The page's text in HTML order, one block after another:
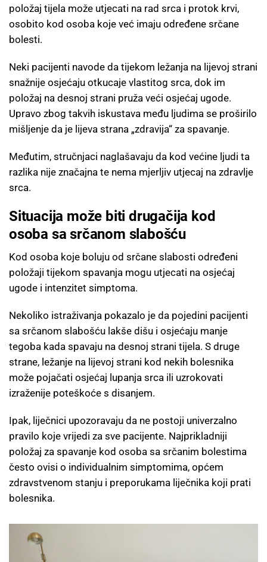
položaj tijela može utjecati na rad srca i protok krvi,
osobito kod osoba koje već imaju određene srčane
bolesti.
Neki pacijenti navode da tijekom ležanja na lijevoj strani
snažnije osjećaju otkucaje vlastitog srca, dok im
položaj na desnoj strani pruža veći osjećaj ugode.
Upravo zbog takvih iskustava među ljudima se proširilo
mišljenje da je lijeva strana „zdravija“ za spavanje.
Međutim, stručnjaci naglašavaju da kod većine ljudi ta
razlika nije značajna te nema mjerljiv utjecaj na zdravlje
srca.
Situacija može biti drugačija kod
osoba sa srčanom slabošću
Kod osoba koje boluju od srčane slabosti određeni
položaji tijekom spavanja mogu utjecati na osjećaj
ugode i intenzitet simptoma.
Nekoliko istraživanja pokazalo je da pojedini pacijenti
sa srčanom slabošću lakše dišu i osjećaju manje
tegoba kada spavaju na desnoj strani tijela. S druge
strane, ležanje na lijevoj strani kod nekih bolesnika
može pojačati osjećaj lupanja srca ili uzrokovati
izraženije poteškoće s disanjem.
Ipak, liječnici upozoravaju da ne postoji univerzalno
pravilo koje vrijedi za sve pacijente. Najprikladniji
položaj za spavanje kod osoba sa srčanim bolestima
često ovisi o individualnim simptomima, općem
zdravstvenom stanju i preporukama liječnika koji prati
bolesnika.